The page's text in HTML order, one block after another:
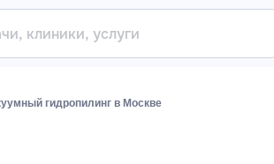
гидропилинг в Москве